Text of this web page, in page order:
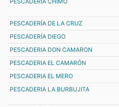
PESCADERÍA DE LA CRUZ
PESCADERÍA DIEGO
PESCADERIA DON CAMARON
PESCADERIA EL CAMARÓN
PESCADERIA EL MERO
PESCADERIA LA BURBUJITA